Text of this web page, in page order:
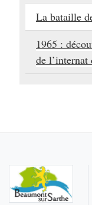
La bataille
1965 :
de